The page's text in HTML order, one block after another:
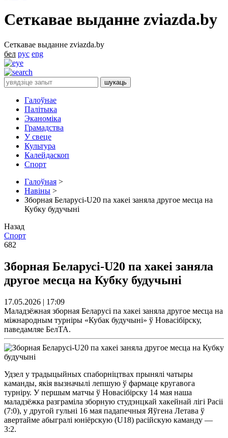
Сеткавае выданне zviazda.by
Сеткавае выданне zviazda.by
бел рус eng
Галоўнае
Палітыка
Эканоміка
Грамадства
У свеце
Культура
Калейдаскоп
Спорт
Галоўная >
Навіны >
Зборная Беларусі-U20 па хакеі заняла другое месца на
Кубку будучыні
Назад
Спорт
682
Зборная Беларусі-U20 па хакеі заняла
другое месца на Кубку будучыні
17.05.2026 | 17:09
Маладзёжная зборная Беларусі па хакеі заняла другое месца на
міжнародным турніры «Кубак будучыні» ў Новасібірску,
паведамляе БелТА.
Удзел у традыцыйных спаборніцтвах прынялі чатыры
каманды, якія вызначылі лепшую ў фармаце кругавога
турніру. У першым матчы ў Новасібірску 14 мая наша
маладзёжка разграміла зборную студэнцкай хакейнай лігі Расіі
(7:0), у другой гульні 16 мая падапечныя Яўгена Летава ў
авертайме абыгралі юніёрскую (U18) расійскую каманду —
3:2.